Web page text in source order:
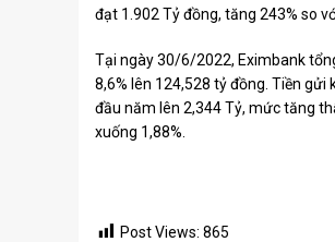
đạt 1.902 Tỷ đồng, tăng 243% so
Tại ngày 30/6/2022, Eximbank
8,6% lên 124,528 tỷ đồng. Tiền
đầu năm lên 2,344 Tỷ, mức tăng
xuống 1,88%.
Post Views: 865